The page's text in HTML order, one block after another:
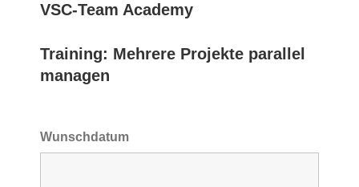
VSC-Team Academy
Training: Mehrere Projekte parallel
managen
Wunschdatum